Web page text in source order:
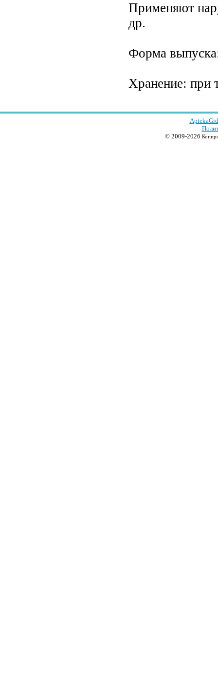
Применяют
др.
Форма
Хранение: при
© 2009-2026